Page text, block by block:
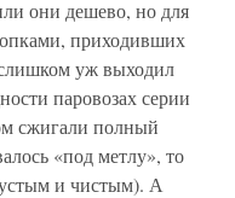
они дешево, но для
приходивших
уж выходил
паровозах серии
сжигали полный
«под метлу», то
и чистым). А